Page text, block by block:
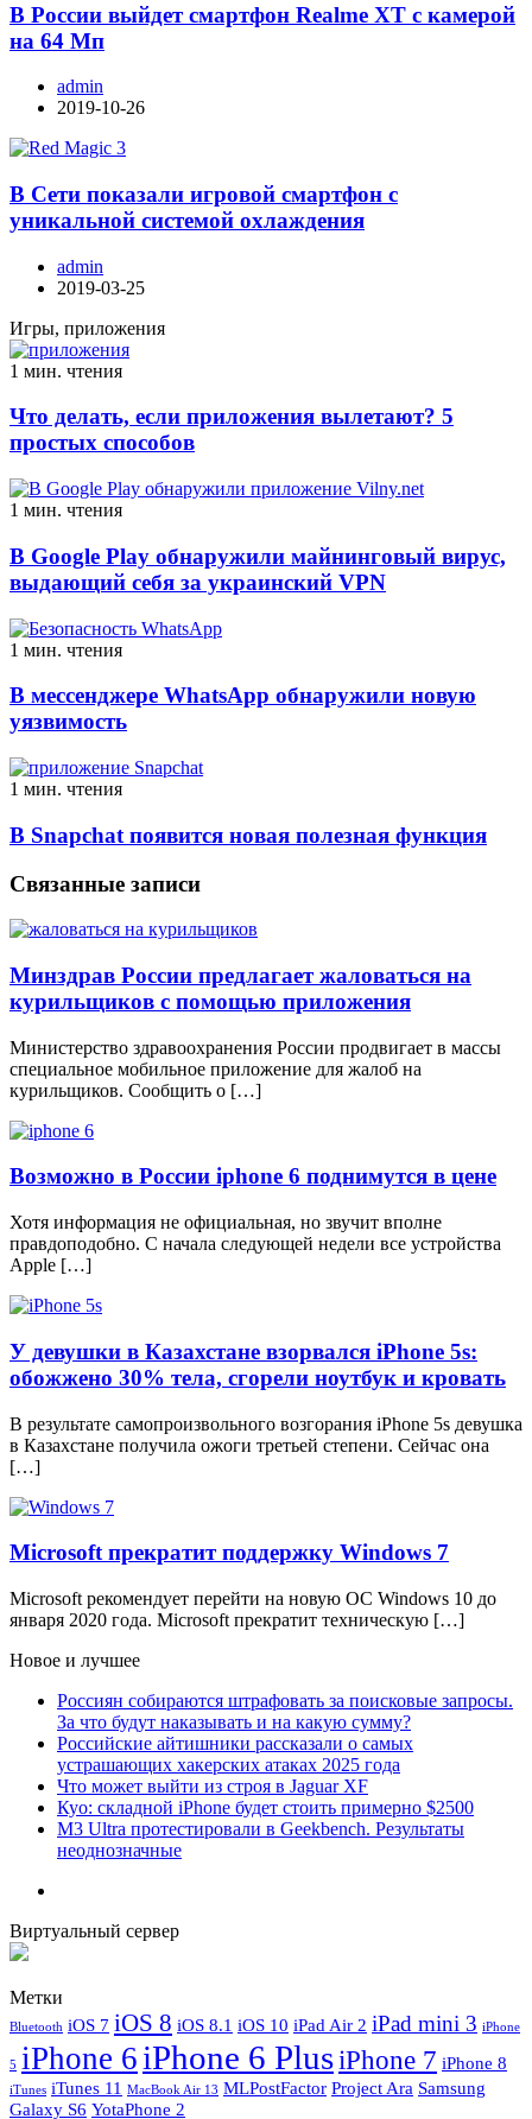
В России выйдет смартфон Realme XT с камерой
на 64 Мп
admin
2019-10-26
В Сети показали игровой смартфон с
уникальной системой охлаждения
admin
2019-03-25
Игры, приложения
1 мин. чтения
Что делать, если приложения вылетают? 5
простых способов
1 мин. чтения
В Google Play обнаружили майнинговый вирус,
выдающий себя за украинский VPN
1 мин. чтения
В мессенджере WhatsApp обнаружили новую
уязвимость
1 мин. чтения
В Snapchat появится новая полезная функция
Связанные записи
Минздрав России предлагает жаловаться на
курильщиков с помощью приложения
Министерство здравоохранения России продвигает в массы
специальное мобильное приложение для жалоб на
курильщиков. Сообщить о […]
Возможно в России iphone 6 поднимутся в цене
Хотя информация не официальная, но звучит вполне
правдоподобно. С начала следующей недели все устройства
Apple […]
У девушки в Казахстане взорвался iPhone 5s:
обожжено 30% тела, сгорели ноутбук и кровать
В результате самопроизвольного возгорания iPhone 5s девушка
в Казахстане получила ожоги третьей степени. Сейчас она
[…]
Microsoft прекратит поддержку Windows 7
Microsoft рекомендует перейти на новую ОС Windows 10 до
января 2020 года. Microsoft прекратит техническую […]
Новое и лучшее
Россиян собираются штрафовать за поисковые запросы.
За что будут наказывать и на какую сумму?
Российские айтишники рассказали о самых
устрашающих хакерских атаках 2025 года
Что может выйти из строя в Jaguar XF
Куо: складной iPhone будет стоить примерно $2500
M3 Ultra протестировали в Geekbench. Результаты
неоднозначные
Виртуальный сервер
Метки
Bluetooth iOS 7 iOS 8 iOS 8.1 iOS 10 iPad Air 2 iPad mini 3 iPhone
5 iPhone 6 iPhone 6 PlusiPhone 7 iPhone 8
iTunes iTunes 11 MacBook Air 13 MLPostFactor Project Ara Samsung
Galaxy S6 YotaPhone 2